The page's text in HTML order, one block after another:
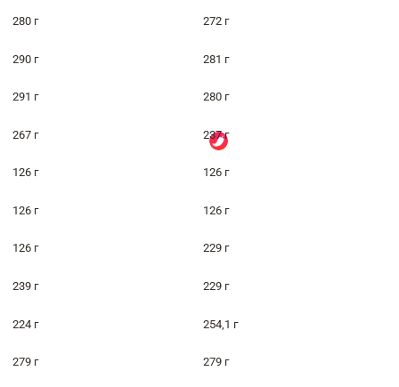
280 г 272 г
290 г 281 г
291 г 280 г
267 г 237 г
126 г 126 г
126 г 126 г
126 г 229 г
239 г 229 г
224 г 254,1 г
279 г 279 г